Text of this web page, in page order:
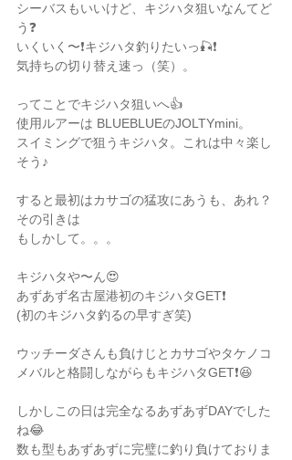
シーバスもいいけど、キジハタ狙いなんてど
う❓
いくいく〜❗️キジハタ釣りたいっ🎣❗️
気持ちの切り替え速っ（笑）。
ってことでキジハタ狙いへ👍
使用ルアーは BLUEBLUEのJOLTYmini。
スイミングで狙うキジハタ。これは中々楽し
そう♪
すると最初はカサゴの猛攻にあうも、あれ？
その引きは
もしかして。。。
キジハタや〜ん😍
あずあず名古屋港初のキジハタGET❗️
(初のキジハタ釣るの早すぎ笑)
ウッチーダさんも負けじとカサゴやタケノコ
メバルと格闘しながらもキジハタGET❗️😆
しかしこの日は完全なるあずあずDAYでした
ね😂
数も型もあずあずに完璧に釣り負けておりま